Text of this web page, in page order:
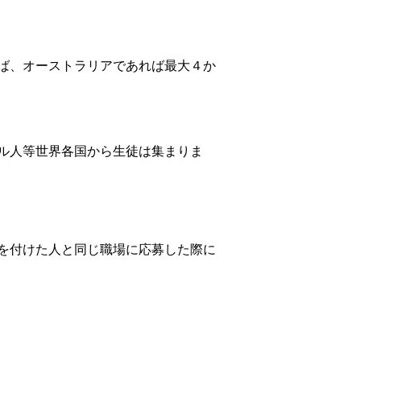
、オーストラリアであれば最大４か
人等世界各国から生徒は集まりま
付けた人と同じ職場に応募した際に